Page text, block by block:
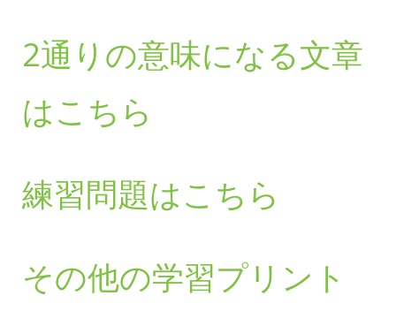
2通りの意味になる文章
はこちら
練習問題はこちら
その他の学習プリント